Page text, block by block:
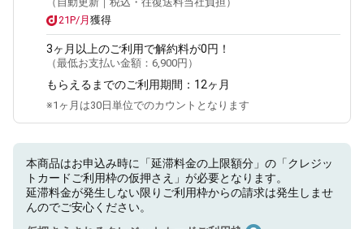
21P/月 獲得
3ヶ月 以上のご利用で解約料が0円！
（最低お支払い金額： 6,900円 ）
もらえるまでのご利用期間： 12ヶ月
※1ヶ月は30日単位でのカウントとなります
本商品はお申込み時に「延滞料金の上限額分」の「クレジッ
トカードご利用枠の仮押さえ」が必要となります。
延滞料金が発生しない限りご利用枠からの請求は発生しませ
んのでご安心ください。